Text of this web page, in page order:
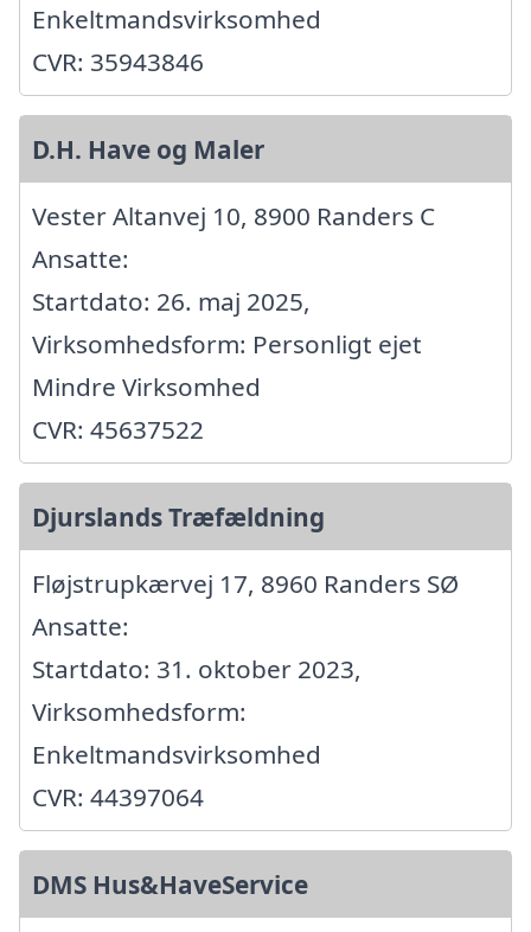
Enkeltmandsvirksomhed
CVR: 35943846
D.H. Have og Maler
Vester Altanvej 10, 8900 Randers C
Ansatte:
Startdato: 26. maj 2025,
Virksomhedsform: Personligt ejet
Mindre Virksomhed
CVR: 45637522
Djurslands Træfældning
Fløjstrupkærvej 17, 8960 Randers SØ
Ansatte:
Startdato: 31. oktober 2023,
Virksomhedsform:
Enkeltmandsvirksomhed
CVR: 44397064
DMS Hus&HaveService